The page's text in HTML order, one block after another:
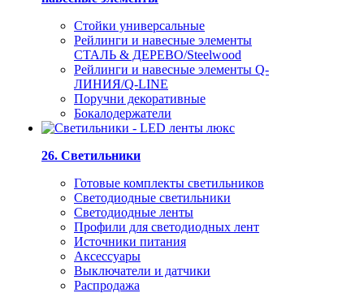
Стойки универсальные
Рейлинги и навесные элементы
СТАЛЬ & ДЕРЕВО/Steelwood
Рейлинги и навесные элементы Q-
ЛИНИЯ/Q-LINE
Поручни декоративные
Бокалодержатели
26. Светильники
Готовые комплекты светильников
Светодиодные светильники
Светодиодные ленты
Профили для светодиодных лент
Источники питания
Аксессуары
Выключатели и датчики
Распродажа